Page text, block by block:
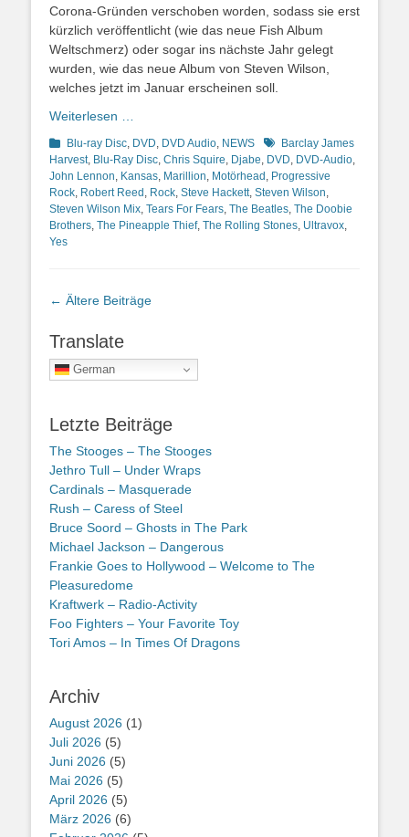
Corona-Gründen verschoben worden, sodass sie erst
kürzlich veröffentlicht (wie das neue Fish Album
Weltschmerz) oder sogar ins nächste Jahr gelegt
wurden, wie das neue Album von Steven Wilson,
welches jetzt im Januar erscheinen soll.
Weiterlesen …
Kategorien
Blu-ray Disc DVD DVD Audio NEWS Schlagworte
Barclay James
Harvest, Blu-Ray Disc Chris Squire Djabe DVD DVD-Audio
John Lennon Kansas Marillion Motörhead Progressive
Rock Robert Reed Rock Steve Hackett, Steven Wilson
Steven Wilson Mix Tears For Fears The Beatles The Doobie
Brothers The Pineapple Thief, The Rolling Stones Ultravox
Yes
Beitragsnavigation
← Ältere Beiträge
Translate
German
Letzte Beiträge
The Stooges – The Stooges
Jethro Tull – Under Wraps
Cardinals – Masquerade
Rush – Caress of Steel
Bruce Soord – Ghosts in The Park
Michael Jackson – Dangerous
Frankie Goes to Hollywood – Welcome to The
Pleasuredome
Kraftwerk – Radio-Activity
Foo Fighters – Your Favorite Toy
Tori Amos – In Times Of Dragons
Archiv
August 2026 (1)
Juli 2026 (5)
Juni 2026 (5)
Mai 2026 (5)
April 2026 (5)
März 2026 (6)